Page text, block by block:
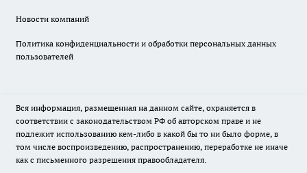
Новости компаний
Политика конфиденциальности и обработки персональных данных
пользователей
Вся информация, размещенная на данном сайте, охраняется в
соответствии с законодательством РФ об авторском праве и не
подлежит использованию кем-либо в какой бы то ни было форме, в
том числе воспроизведению, распространению, переработке не иначе
как с письменного разрешения правообладателя.